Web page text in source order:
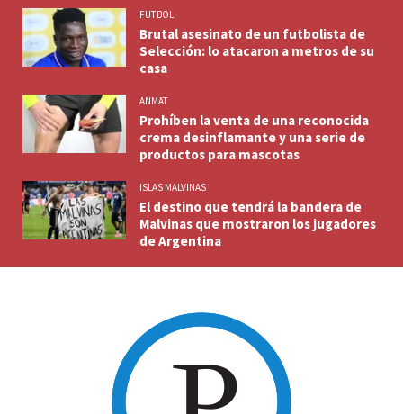
FUTBOL
Brutal asesinato de un futbolista de
Selección: lo atacaron a metros de su
casa
ANMAT
Prohíben la venta de una reconocida
crema desinflamante y una serie de
productos para mascotas
ISLAS MALVINAS
El destino que tendrá la bandera de
Malvinas que mostraron los jugadores
de Argentina